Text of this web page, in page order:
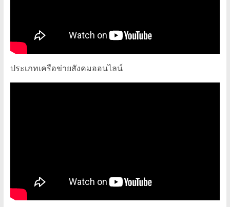
ประเภทเครือข่ายสังคมออนไลน์